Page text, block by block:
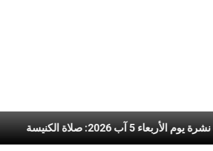
عناوين نشرة يوم الأربعاء 5 آب 2026: صلاة الكنيسة